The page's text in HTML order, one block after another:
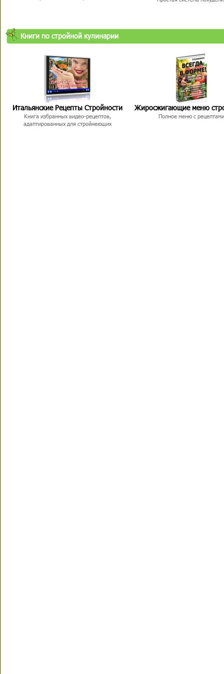
Книги по стройной кулинарии
Итальянские Рецепты Стройности
Книга избранных видео-рецептов,
адаптированных для стройнеющих
Жиросжигающие меню
Полное меню с рецептами